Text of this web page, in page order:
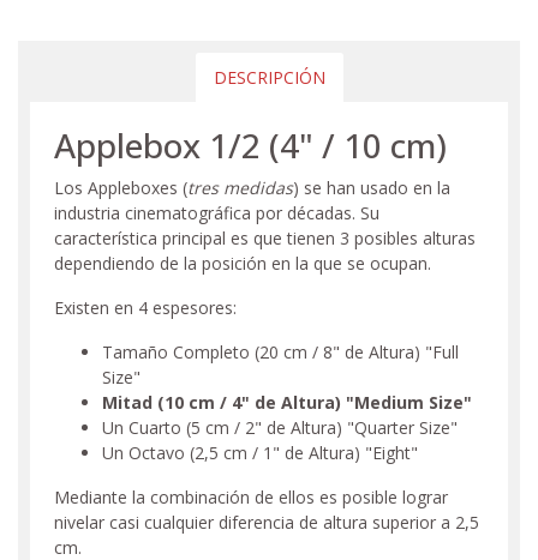
DESCRIPCIÓN
Applebox 1/2 (4" / 10 cm)
Los Appleboxes (tres medidas) se han usado en la
industria cinematográfica por décadas. Su
característica principal es que tienen 3 posibles alturas
dependiendo de la posición en la que se ocupan.
Existen en 4 espesores:
Tamaño Completo (20 cm / 8" de Altura) "Full
Size"
Mitad (10 cm / 4" de Altura) "Medium Size"
Un Cuarto (5 cm / 2" de Altura) "Quarter Size"
Un Octavo (2,5 cm / 1" de Altura) "Eight"
Mediante la combinación de ellos es posible lograr
nivelar casi cualquier diferencia de altura superior a 2,5
cm.